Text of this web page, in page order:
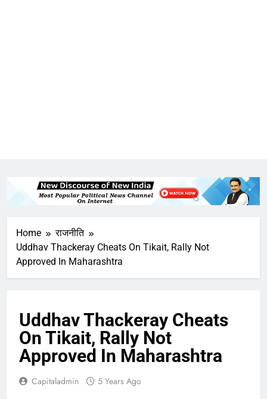
Home
राजनीति
Uddhav Thackeray Cheats On Tikait, Rally Not
Approved In Maharashtra
Uddhav Thackeray Cheats
On Tikait, Rally Not
Approved In Maharashtra
Capitaladmin 5 Years Ago